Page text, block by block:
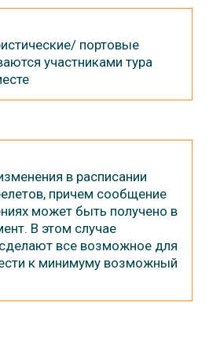
портовые
участниками тура
в расписании
причем сообщение
может быть получено в
В этом случае
все возможное для
к минимуму возможный